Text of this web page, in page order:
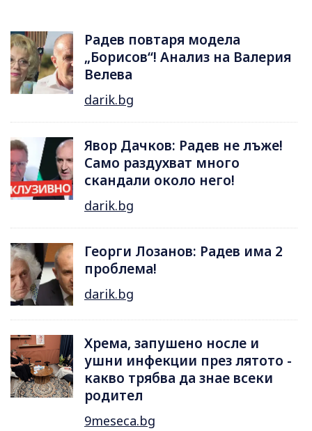
Радев повтаря модела
„Борисов“! Анализ на Валерия
Велева
darik.bg
Явор Дачков: Радев не лъже!
Само раздухват много
скандали около него!
darik.bg
Георги Лозанов: Радев има 2
проблема!
darik.bg
Хрема, запушено носле и
ушни инфекции през лятотo -
какво трябва да знае всеки
родител
9meseca.bg